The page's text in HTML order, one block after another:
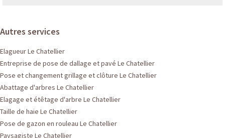
Autres services
Elagueur Le Chatellier
Entreprise de pose de dallage et pavé Le Chatellier
Pose et changement grillage et clôture Le Chatellier
Abattage d'arbres Le Chatellier
Elagage et étêtage d'arbre Le Chatellier
Taille de haie Le Chatellier
Pose de gazon en rouleau Le Chatellier
Paysagiste Le Chatellier